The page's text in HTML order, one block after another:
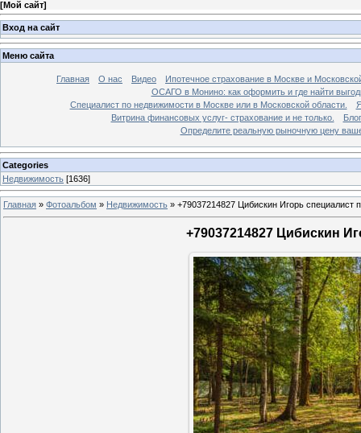
[Мой сайт]
Вход на сайт
Меню сайта
Главная О нас Видео
Ипотечное страхование в Москве и
ОСАГО в Монино: как оформить и где найти
Специалист по недвижимости в Москве или в Московской области.
Витрина финансовых услуг- страхование и не только.
Блог
Определите реальную рыночную цену
Categories
Недвижимость [1636]
Главная » Фотоальбом » Недвижимость » +79037214827 Цибискин Игорь специалист
+79037214827 Цибискин